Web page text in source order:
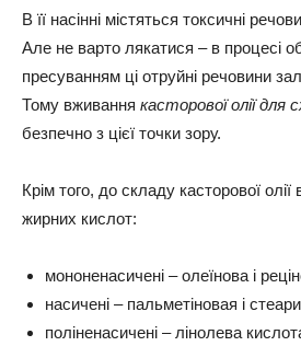
В її насінні містяться токсичні
Але не варто лякатися – в процесі
пресуванням ці отруйні речовини
Тому вживання касторової олії для
безпечно з цієї точки зору.
Крім того, до складу касторової
жирних кислот:
мононенасичені – олеїнова і
насичені – пальметіновая і
поліненасичені – лінолева